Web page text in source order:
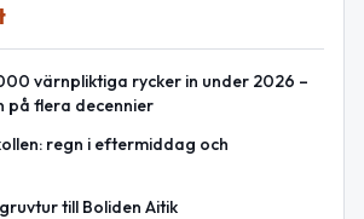
värnpliktiga rycker in under 2026 –
på flera decennier
regn i eftermiddag och
till Boliden Aitik